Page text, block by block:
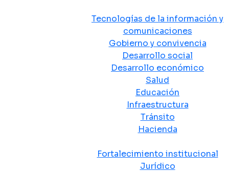
Tecnologías de la información y
comunicaciones
Gobierno y convivencia
Desarrollo social
Desarrollo económico
Salud
Educación
Infraestructura
Tránsito
Hacienda
Fortalecimiento institucional
Jurídico